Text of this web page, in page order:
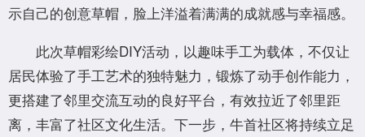
示自己的创意草帽，脸上洋溢着满满的成就感与幸福感。
此次草帽彩绘DIY活动，以趣味手工为载体，不仅让
居民体验了手工艺术的独特魅力，锻炼了动手创作能力，
更搭建了邻里交流互动的良好平台，有效拉近了邻里距
离，丰富了社区文化生活。下一步，牛首社区将持续立足